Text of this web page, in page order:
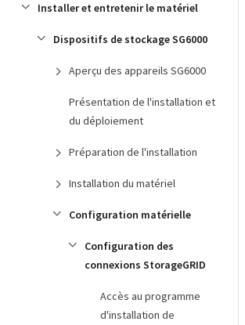
Installer et entretenir le matériel
Dispositifs de stockage SG6000
Aperçu des appareils SG6000
Présentation de l'installation et
du déploiement
Préparation de l'installation
Installation du matériel
Configuration matérielle
Configuration des
connexions StorageGRID
Accès au programme
d'installation de